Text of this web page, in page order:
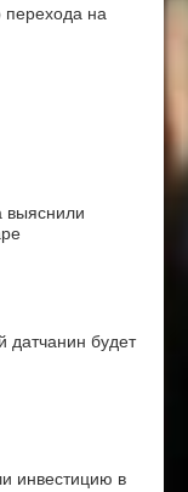
на
выяснили
датчанин будет
инвестицию в